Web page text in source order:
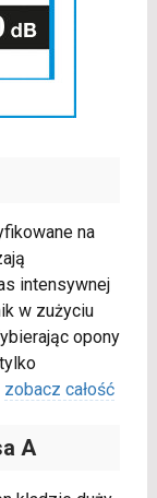
na
intensywnej
w zużyciu
opony
zobacz całość
A